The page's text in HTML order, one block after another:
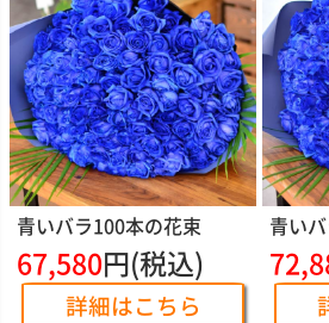
青いバラ100本の花束
67,580円(税込)
詳細はこちら
青い